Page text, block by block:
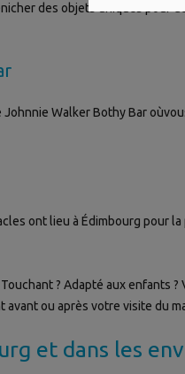
des objets uniques pour
Johnnie Walker Bothy Bar
ont lieu à Édimbourg pour
? Adapté aux enfants
ou après votre visite du
et dans les